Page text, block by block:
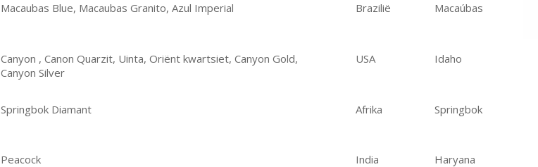
Macaubas Blue, Macaubas Granito, Azul Imperial Brazilië Macaúbas
Canyon , Canon Quarzit, Uinta, Oriënt kwartsiet, Canyon Gold,
Canyon Silver
USA Idaho
Springbok Diamant Afrika Springbok
Peacock India Haryana